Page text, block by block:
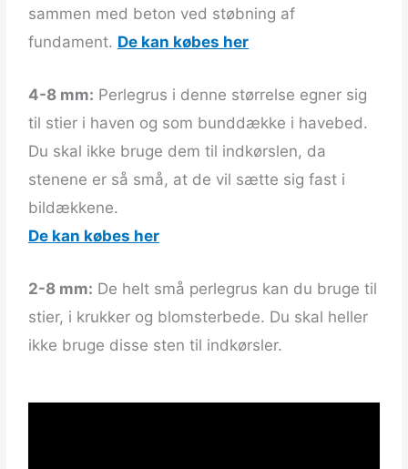
sammen med beton ved støbning af
fundament. De kan købes her
4-8 mm: Perlegrus i denne størrelse egner sig
til stier i haven og som bunddække i havebed.
Du skal ikke bruge dem til indkørslen, da
stenene er så små, at de vil sætte sig fast i
bildækkene.
De kan købes her
2-8 mm: De helt små perlegrus kan du bruge til
stier, i krukker og blomsterbede. Du skal heller
ikke bruge disse sten til indkørsler.